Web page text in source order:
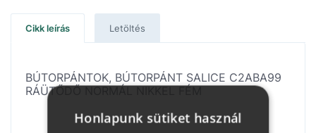
Cikk leírás Letöltés
BÚTORPÁNTOK, BÚTORPÁNT SALICE C2ABA99
RÁÜTŐDŐ NORMÁL NIKKEL FÉM
Honlapunk sütiket használ